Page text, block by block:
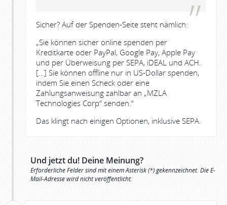
Sicher? Auf der Spenden-Seite steht nämlich:
„Sie können sicher online spenden per
Kreditkarte oder PayPal, Google Pay, Apple Pay
und per Überweisung per SEPA, iDEAL und ACH.
[…] Sie können offline nur in US-Dollar spenden,
indem Sie einen Scheck oder eine
Zahlungsanweisung zahlbar an „MZLA
Technologies Corp“ senden.“
Das klingt nach einigen Optionen, inklusive SEPA.
Und jetzt du! Deine Meinung?
Erforderliche Felder sind mit einem Asterisk (*) gekennzeichnet. Die E-
Mail-Adresse wird nicht veröffentlicht.